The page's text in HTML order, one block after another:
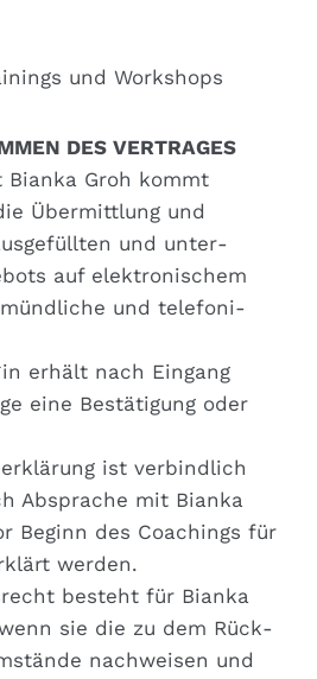
und Work­shops
DES VERTRAGES
Bian­ka Groh kommt
Über­mitt­lung und
und unter­
auf elek­tro­ni­schem
münd­li­che und tele­fo­ni­
erhält nach Ein­gang
eine Bestä­ti­gung oder
ist ver­bind­lich
Abspra­che mit Bian­ka
Beginn des Coa­chings für
wer­den.
besteht für Bian­ka
sie die zu dem Rück­
nach­wei­sen und